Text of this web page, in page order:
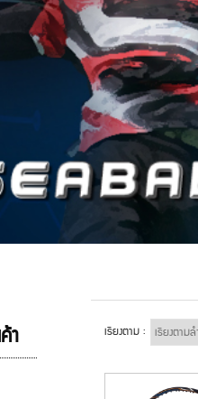
เรียงตาม :
า